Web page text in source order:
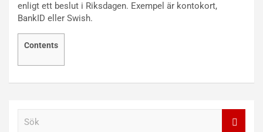
enligt ett beslut i Riksdagen. Exempel är kontokort,
BankID eller Swish.
Contents